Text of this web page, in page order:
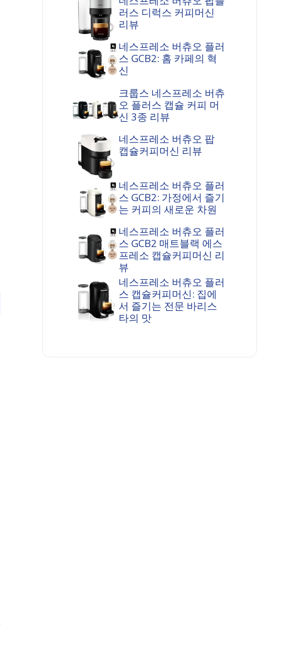
러스 디럭스 커피머신
리뷰
네스프레소 버츄오 플러
스 GCB2: 홈 카페의 혁
신
크룹스 네스프레소 버츄
오 플러스 캡슐 커피 머
신 3종 리뷰
네스프레소 버츄오 팝
캡슐커피머신 리뷰
네스프레소 버츄오 플러
스 GCB2: 가정에서 즐기
는 커피의 새로운 차원
네스프레소 버츄오 플러
스 GCB2 매트블랙 에스
프레소 캡슐커피머신 리
뷰
네스프레소 버츄오 플러
스 캡슐커피머신: 집에
서 즐기는 전문 바리스
타의 맛